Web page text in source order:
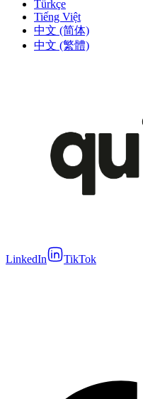
Türkçe
Tiếng Việt
中文 (简体)
中文 (繁體)
LinkedIn TikTok